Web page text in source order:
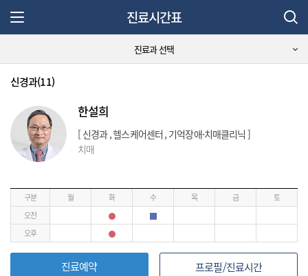
진료시간표
진료과 선택
신경과(11)
한설희
[ 신경과 , 헬스케어센터 , 기억장애⋅치매클리닉 ]
치매
구분 월 화 수 목 금
토
오전
오후
진료예약 프로필/진료시간